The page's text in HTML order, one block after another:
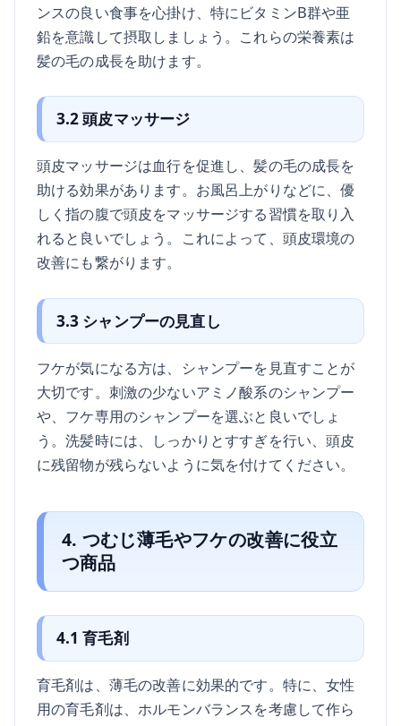
ンスの良い食事を心掛け、特にビタミンB群や亜
鉛を意識して摂取しましょう。これらの栄養素は
髪の毛の成長を助けます。
3.2 頭皮マッサージ
頭皮マッサージは血行を促進し、髪の毛の成長を
助ける効果があります。お風呂上がりなどに、優
しく指の腹で頭皮をマッサージする習慣を取り入
れると良いでしょう。これによって、頭皮環境の
改善にも繋がります。
3.3 シャンプーの見直し
フケが気になる方は、シャンプーを見直すことが
大切です。刺激の少ないアミノ酸系のシャンプー
や、フケ専用のシャンプーを選ぶと良いでしょ
う。洗髪時には、しっかりとすすぎを行い、頭皮
に残留物が残らないように気を付けてください。
4. つむじ薄毛やフケの改善に役立
つ商品
4.1 育毛剤
育毛剤は、薄毛の改善に効果的です。特に、女性
用の育毛剤は、ホルモンバランスを考慮して作ら